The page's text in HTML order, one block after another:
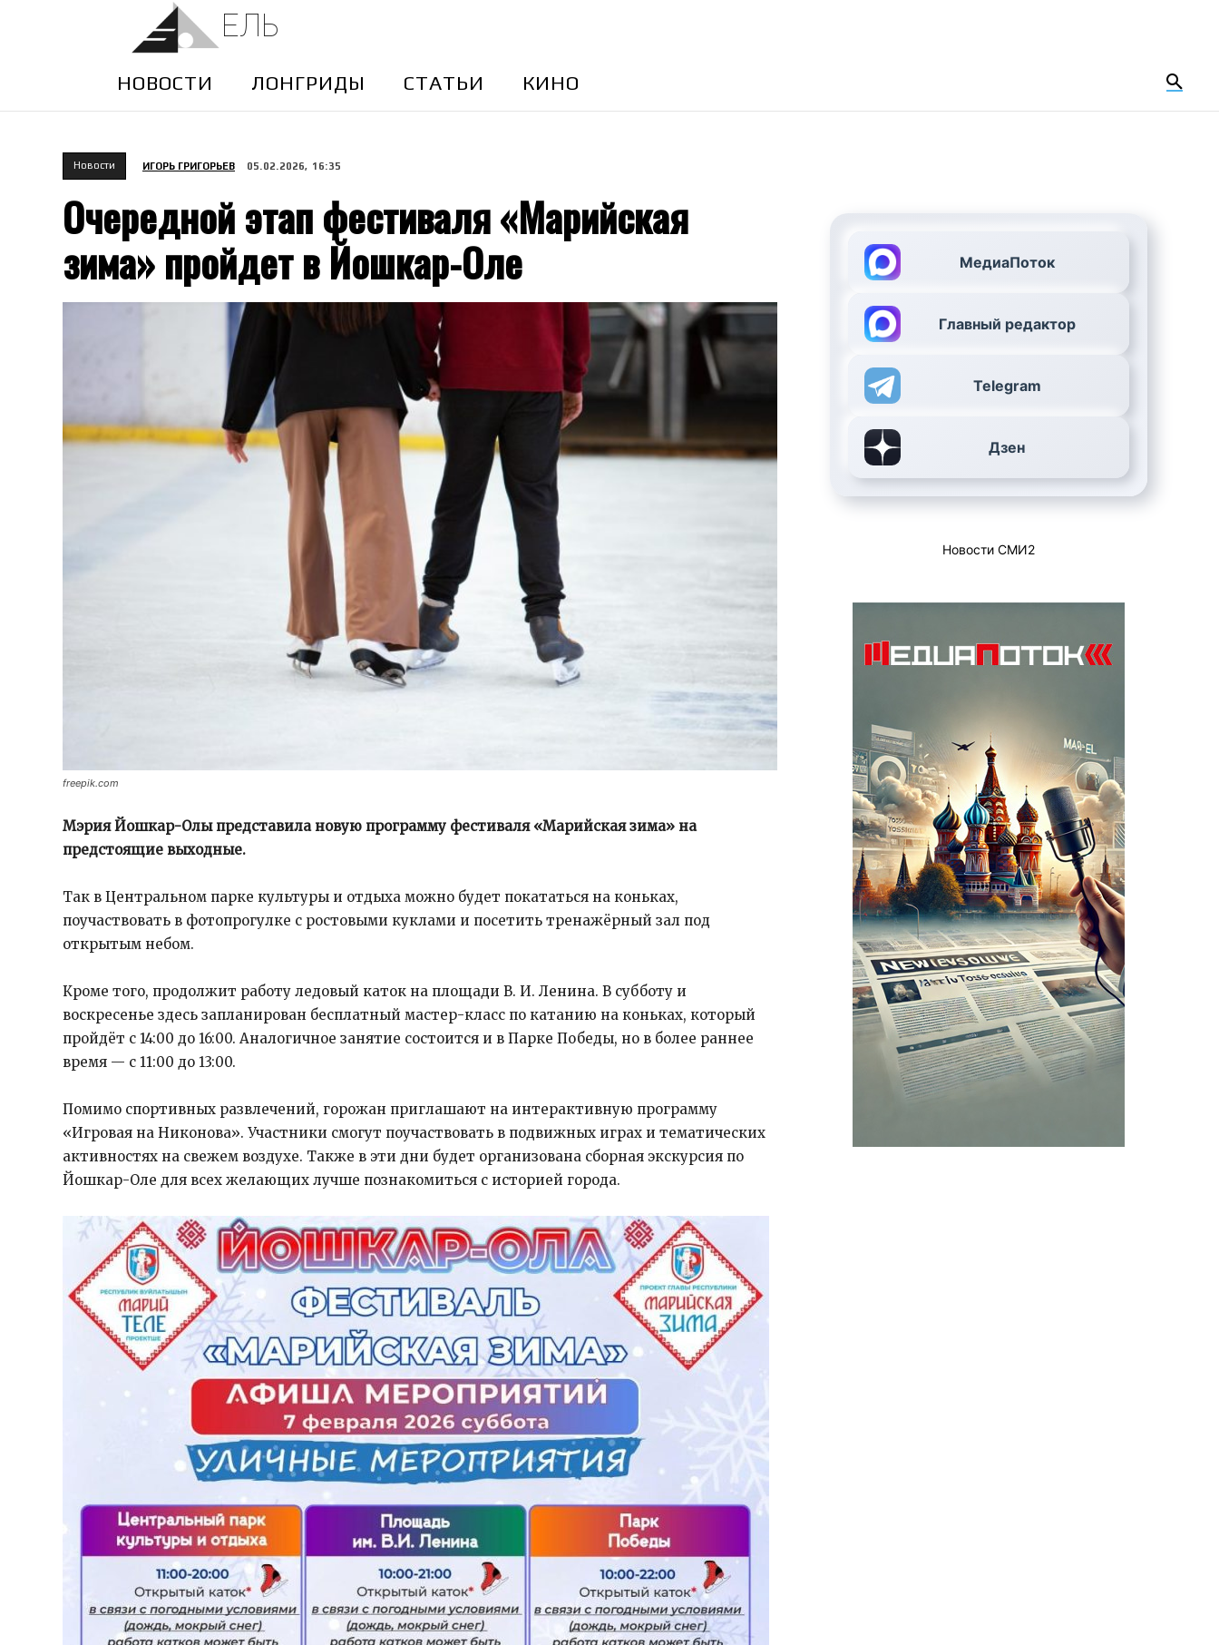
ЕЛЬ
НОВОСТИ ЛОНГРИДЫ CТАТЬИ КИНО
Новости ИГОРЬ ГРИГОРЬЕВ 05.02.2026, 16:35
Очередной этап фестиваля «Марийская
зима» пройдет в Йошкар-Оле
freepik.com
Мэрия Йошкар-Олы представила новую программу фестиваля «Марийская зима» на
предстоящие выходные.
Так в Центральном парке культуры и отдыха можно будет покататься на коньках,
поучаствовать в фотопрогулке с ростовыми куклами и посетить тренажёрный зал под
открытым небом.
Кроме того, продолжит работу ледовый каток на площади В. И. Ленина. В субботу и
воскресенье здесь запланирован бесплатный мастер-класс по катанию на коньках, который
пройдёт с 14:00 до 16:00. Аналогичное занятие состоится и в Парке Победы, но в более раннее
время — с 11:00 до 13:00.
Помимо спортивных развлечений, горожан приглашают на интерактивную программу
«Игровая на Никонова». Участники смогут поучаствовать в подвижных играх и тематических
активностях на свежем воздухе. Также в эти дни будет организована сборная экскурсия по
Йошкар-Оле для всех желающих лучше познакомиться с историей города.
МедиаПоток
Главный редактор
Telegram
Дзен
Новости СМИ2